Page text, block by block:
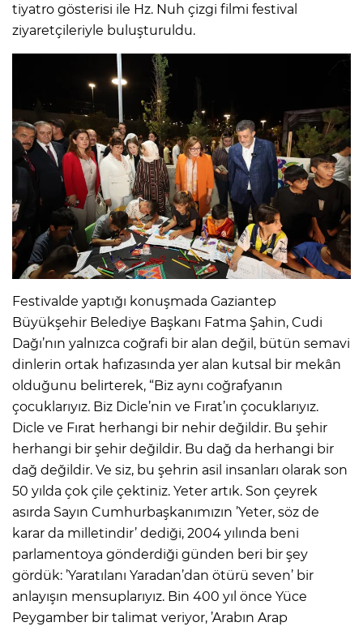
tiyatro gösterisi ile Hz. Nuh çizgi filmi festival
ziyaretçileriyle buluşturuldu.
Festivalde yaptığı konuşmada Gaziantep
Büyükşehir Belediye Başkanı Fatma Şahin, Cudi
Dağı’nın yalnızca coğrafi bir alan değil, bütün semavi
dinlerin ortak hafızasında yer alan kutsal bir mekân
olduğunu belirterek, “Biz aynı coğrafyanın
çocuklarıyız. Biz Dicle’nin ve Fırat’ın çocuklarıyız.
Dicle ve Fırat herhangi bir nehir değildir. Bu şehir
herhangi bir şehir değildir. Bu dağ da herhangi bir
dağ değildir. Ve siz, bu şehrin asil insanları olarak son
50 yılda çok çile çektiniz. Yeter artık. Son çeyrek
asırda Sayın Cumhurbaşkanımızın ’Yeter, söz de
karar da milletindir’ dediği, 2004 yılında beni
parlamentoya gönderdiği günden beri bir şey
gördük: ’Yaratılanı Yaradan’dan ötürü seven’ bir
anlayışın mensuplarıyız. Bin 400 yıl önce Yüce
Peygamber bir talimat veriyor, ’Arabın Arap